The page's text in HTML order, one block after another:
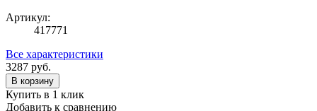
Артикул:
417771
Все характеристики
3287 руб.
В корзину
Купить в 1 клик
Добавить к сравнению